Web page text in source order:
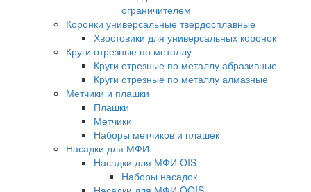
ограничителем
Коронки универсальные твердосплавные
Хвостовики для универсальных коронок
Круги отрезные по металлу
Круги отрезные по металлу абразивные
Круги отрезные по металлу алмазные
Метчики и плашки
Плашки
Метчики
Наборы метчиков и плашек
Насадки для МФИ
Насадки для МФИ OIS
Наборы насадок